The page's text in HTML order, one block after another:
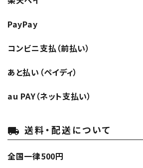
PayPay
コンビニ支払（前払い）
あと払い（ペイディ）
au PAY（ネット支払い）
local_shipping 送料・配送について
全国一律500円